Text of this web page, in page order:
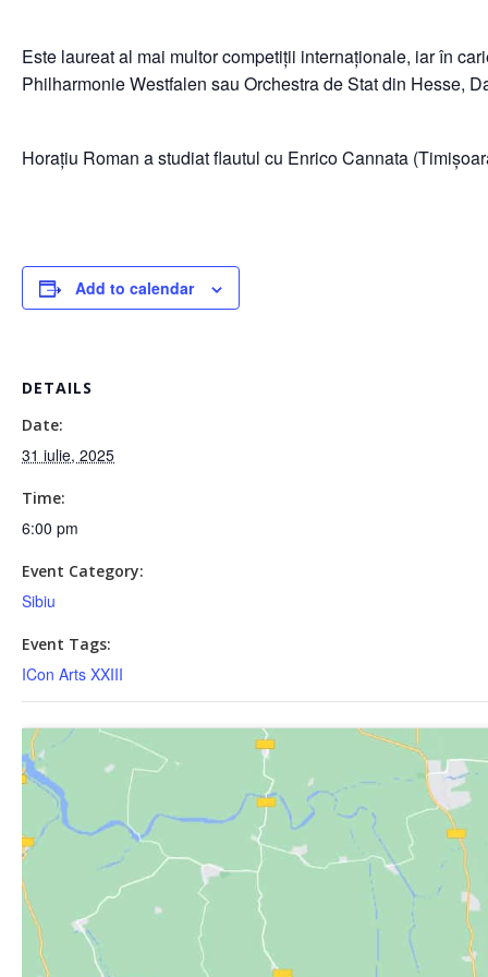
Este laureat al mai multor competiții internaționale, iar în
Philharmonie Westfalen sau Orchestra de Stat din Hesse,
Horațiu Roman a studiat flautul cu Enrico Cannata
Add to calendar
DETAILS
Date:
31 iulie, 2025
Time:
6:00 pm
Event Category:
Sibiu
Event Tags:
ICon Arts XXIII